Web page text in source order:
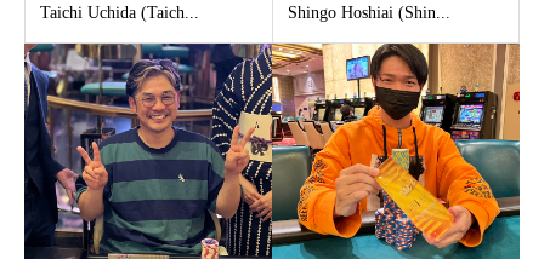
Taichi Uchida (Taich... Shingo Hoshiai (Shin...